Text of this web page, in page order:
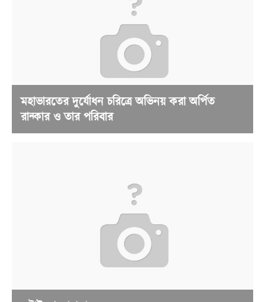
মহাভারতের দুর্যোধন চরিত্রে অভিনয় করা অর্পিত
রান্কার ও তার পরিবার